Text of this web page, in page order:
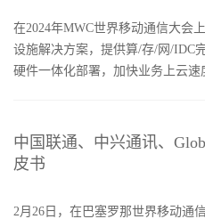
在2024年MWC世界移动通信大会
设施解决方案，提供算/存/网/IDC
硬件一体化部署，加快业务上云速
中国联通、中兴通讯、
皮书
2月26日，在巴塞罗那世界移动通